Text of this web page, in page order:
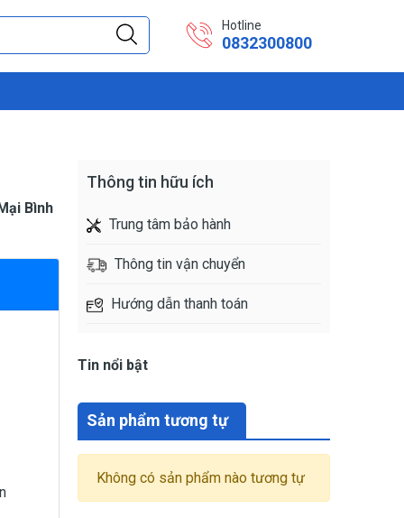
Hotline
0832300800
Bình
Thông tin hữu ích
Trung tâm bảo hành
Thông tin vận chuyển
Hướng dẫn thanh toán
Tin nổi bật
Sản phẩm tương tự
Không có sản phẩm nào tương tự